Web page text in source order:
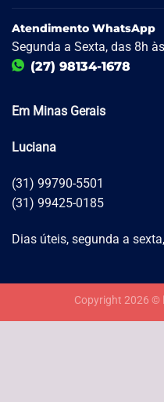
Atendimento WhatsApp
Segunda a Sexta, das 8h
(27) 98134-1678
Em Minas Gerais
Luciana
(31) 99790-5501
(31) 99425-0185
Dias úteis, segunda a
Copyright 2026 ©